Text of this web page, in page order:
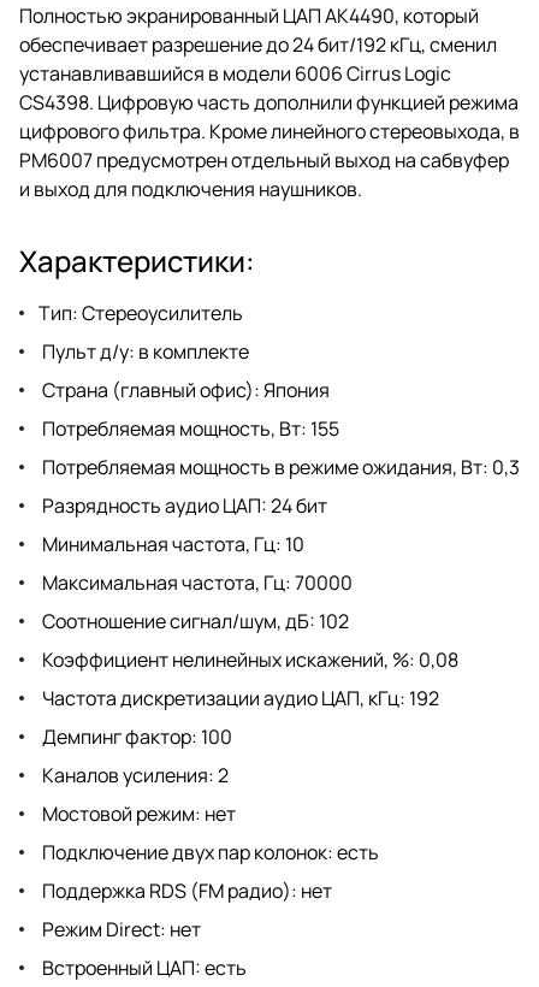
Полностью экранированный ЦАП AK4490, который
обеспечивает разрешение до 24 бит/192 кГц, сменил
устанавливавшийся в модели 6006 Cirrus Logic
CS4398. Цифровую часть дополнили функцией режима
цифрового фильтра. Кроме линейного стереовыхода, в
PM6007 предусмотрен отдельный выход на сабвуфер
и выход для подключения наушников.
Характеристики:
Тип: Стереоусилитель
Пульт д/у: в комплекте
Страна (главный офис): Япония
Потребляемая мощность, Вт: 155
Потребляемая мощность в режиме ожидания, Вт: 0,3
Разрядность аудио ЦАП: 24 бит
Минимальная частота, Гц: 10
Максимальная частота, Гц: 70000
Соотношение сигнал/шум, дБ: 102
Коэффициент нелинейных искажений, %: 0,08
Частота дискретизации аудио ЦАП, кГц: 192
Демпинг фактор: 100
Каналов усиления: 2
Мостовой режим: нет
Подключение двух пар колонок: есть
Поддержка RDS (FM радио): нет
Режим Direct: нет
Встроенный ЦАП: есть